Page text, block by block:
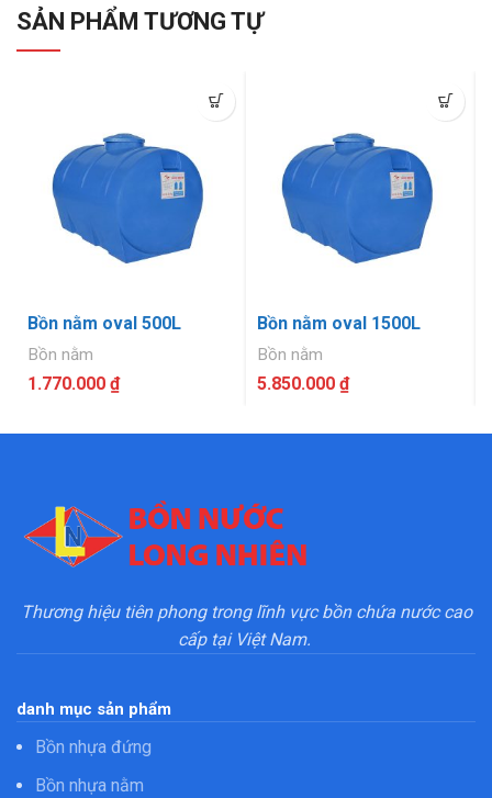
SẢN PHẨM TƯƠNG TỰ
Bồn nằm oval 500L
Bồn nằm
1.770.000 ₫
Bồn nằm oval 1500L
Bồn nằm
5.850.000 ₫
Thương hiệu tiên phong trong lĩnh vực bồn chứa nước cao
cấp tại Việt Nam.
danh mục sản phẩm
Bồn nhựa đứng
Bồn nhựa nằm